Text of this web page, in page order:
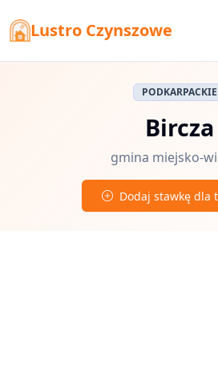
Lustro Czynszowe
PODKARPACKIE
Bircza
gmina miejsko-
Dodaj stawkę dla